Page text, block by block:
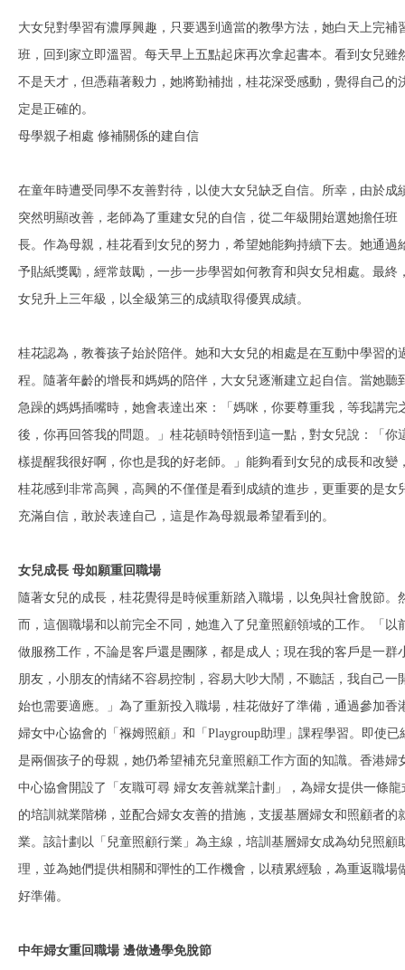
大女兒對學習有濃厚興趣，只要遇到適當的教學方法，她白天上完補
班，回到家立即溫習。每天早上五點起床再次拿起書本。看到女兒雖
不是天才，但憑藉著毅力，她將勤補拙，桂花深受感動，覺得自己的
定是正確的。
母學親子相處 修補關係的建自信
在童年時遭受同學不友善對待，以使大女兒缺乏自信。所幸，由於成
突然明顯改善，老師為了重建女兒的自信，從二年級開始選她擔任班
長。作為母親，桂花看到女兒的努力，希望她能夠持續下去。她通過
予貼紙獎勵，經常鼓勵，一步一步學習如何教育和與女兒相處。最終
女兒升上三年級，以全級第三的成績取得優異成績。
桂花認為，教養孩子始於陪伴。她和大女兒的相處是在互動中學習的
程。隨著年齡的增長和媽媽的陪伴，大女兒逐漸建立起自信。當她聽
急躁的媽媽插嘴時，她會表達出來：「媽咪，你要尊重我，等我講完
後，你再回答我的問題。」桂花頓時領悟到這一點，對女兒說：「你
樣提醒我很好啊，你也是我的好老師。」能夠看到女兒的成長和改變
桂花感到非常高興，高興的不僅僅是看到成績的進步，更重要的是女
充滿自信，敢於表達自己，這是作為母親最希望看到的。
女兒成長 母如願重回職場
隨著女兒的成長，桂花覺得是時候重新踏入職場，以免與社會脫節。
而，這個職場和以前完全不同，她進入了兒童照顧領域的工作。「以
做服務工作，不論是客戶還是團隊，都是成人；現在我的客戶是一群
朋友，小朋友的情緒不容易控制，容易大吵大鬧，不聽話，我自己一
始也需要適應。」為了重新投入職場，桂花做好了準備，通過參加香
婦女中心協會的「褓姆照顧」和「Playgroup助理」課程學習。即使已
是兩個孩子的母親，她仍希望補充兒童照顧工作方面的知識。香港婦
中心協會開設了「友職可尋 婦女友善就業計劃」，為婦女提供一條龍
的培訓就業階梯，並配合婦女友善的措施，支援基層婦女和照顧者的
業。該計劃以「兒童照顧行業」為主線，培訓基層婦女成為幼兒照顧
理，並為她們提供相關和彈性的工作機會，以積累經驗，為重返職場
好準備。
中年婦女重回職場 邊做邊學免脫節